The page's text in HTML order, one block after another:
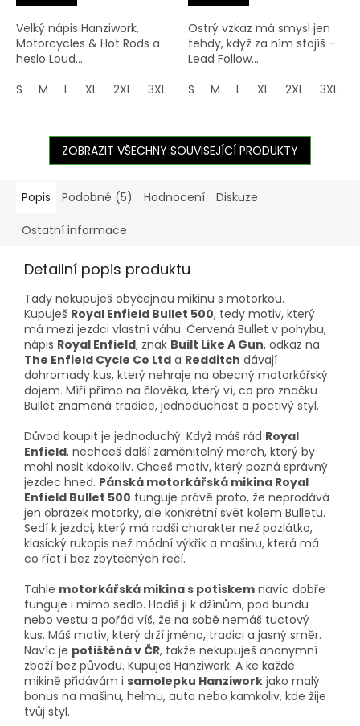
Velký nápis Hanziwork,
Motorcycles & Hot Rods a
heslo Loud...
S
M L XL 2XL 3XL 4XL 5XL
Ostrý vzkaz má smysl jen
tehdy, když za ním stojíš –
Lead Follow...
S
M L XL 2XL 3XL
ZOBRAZIT VŠECHNY SOUVISEJÍCÍ PRODUKTY
Popis Podobné (5) Hodnocení Diskuze
Ostatní informace
Detailní popis produktu
Tady nekupuješ obyčejnou mikinu s motorkou.
Kupuješ Royal Enfield Bullet 500, tedy motiv, který
má mezi jezdci vlastní váhu. Červená Bullet v pohybu,
nápis Royal Enfield, znak Built Like A Gun, odkaz na
The Enfield Cycle Co Ltd a Redditch dávají
dohromady kus, který nehraje na obecný motorkářský
dojem. Míří přímo na člověka, který ví, co pro značku
Bullet znamená tradice, jednoduchost a poctivý styl.
Důvod koupit je jednoduchý. Když máš rád Royal
Enfield, nechceš další zaměnitelný merch, který by
mohl nosit kdokoliv. Chceš motiv, který pozná správný
jezdec hned. Pánská motorkářská mikina Royal
Enfield Bullet 500 funguje právě proto, že neprodává
jen obrázek motorky, ale konkrétní svět kolem Bulletu.
Sedí k jezdci, který má radši charakter než pozlátko,
klasický rukopis než módní výkřik a mašinu, která má
co říct i bez zbytečných řečí.
Tahle motorkářská mikina s potiskem navíc dobře
funguje i mimo sedlo. Hodíš ji k džínům, pod bundu
nebo vestu a pořád víš, že na sobě nemáš tuctový
kus. Máš motiv, který drží jméno, tradici a jasný směr.
Navíc je potištěná v ČR, takže nekupuješ anonymní
zboží bez původu. Kupuješ Hanziwork. A ke každé
mikině přidávám i samolepku Hanziwork jako malý
bonus na mašinu, helmu, auto nebo kamkoliv, kde žije
tvůj styl.